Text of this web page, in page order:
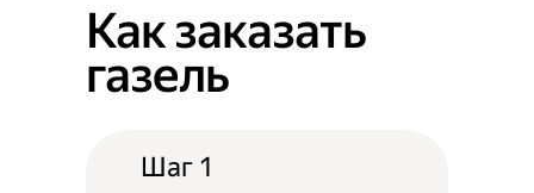
Как заказать
газель
Шаг 1